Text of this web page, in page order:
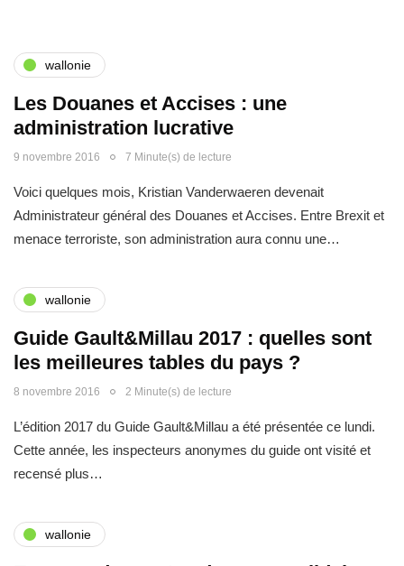
wallonie
Les Douanes et Accises : une
administration lucrative
9 novembre 2016 7 Minute(s) de lecture
Voici quelques mois, Kristian Vanderwaeren devenait
Administrateur général des Douanes et Accises. Entre Brexit et
menace terroriste, son administration aura connu une…
wallonie
Guide Gault&Millau 2017 : quelles sont
les meilleures tables du pays ?
8 novembre 2016 2 Minute(s) de lecture
L’édition 2017 du Guide Gault&Millau a été présentée ce lundi.
Cette année, les inspecteurs anonymes du guide ont visité et
recensé plus…
wallonie